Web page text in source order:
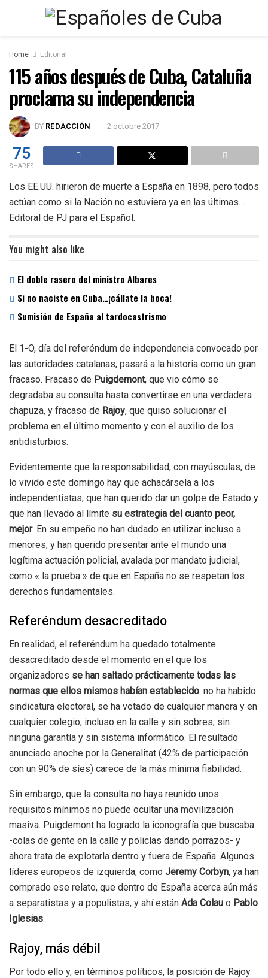
Home Editorial
115 años después de Cuba, Cataluña
proclama su independencia
BY REDACCIÓN 2 octobre 2017
75
SHARES
Los EE.UU. hirieron de muerte a España en 1898, pero todos
actúan como si la Nación no estuviera ya en las últimas…
Editoral de PJ para el Español.
You might also like
El doble rasero del ministro Albares
Si no naciste en Cuba…¡cállate la boca!
Sumisión de España al tardocastrismo
El 1-O, día del referéndum de independencia convocado por
las autoridades catalanas, pasará a la historia como un gran
fracaso. Fracaso de Puigdemont, que vio cómo se
degradaba su consulta hasta convertirse en una verdadera
chapuza, y fracaso de Rajoy, que quiso solucionar el
problema en el último momento y con el auxilio de los
antidisturbios.
Evidentemente que la responsabilidad, con mayúsculas, de
lo vivido este domingo hay que achacársela a los
independentistas, que han querido dar un golpe de Estado y
que han llevado al límite su estrategia del cuanto peor,
mejor. En su empeño no han dudado en utilizar incluso a
menores, y han querido presentar ante el mundo una
legítima actuación policial, avalada por mandato judicial,
como « la prueba » de que en España no se respetan los
derechos fundamentales.
Referéndum desacreditado
En realidad, el referéndum ha quedado totalmente
desacreditado desde el momento en el que los
organizadores se han saltado prácticamente todas las
normas que ellos mismos habían establecido: no ha habido
sindicatura electoral, se ha votado de cualquier manera y en
cualquier colegio, incluso en la calle y sin sobres, sin
ninguna garantía y sin sistema informático. El resultado
anunciado anoche por la Generalitat (42% de participación
con un 90% de síes) carece de la más mínima fiabilidad.
Sin embargo, que la consulta no haya reunido unos
requisitos mínimos no puede ocultar una movilización
masiva. Puigdemont ha logrado la iconografía que buscaba
-colas de gente en la calle y policías dando porrazos- y
ahora trata de explotarla dentro y fuera de España. Algunos
líderes europeos de izquierda, como Jeremy Corbyn, ya han
comprado ese relato, que dentro de España acerca aún más
a separatistas y a populistas, y ahí están Ada Colau o Pablo
Iglesias.
Rajoy, más débil
Por todo ello y, en términos políticos, la posición de Rajoy